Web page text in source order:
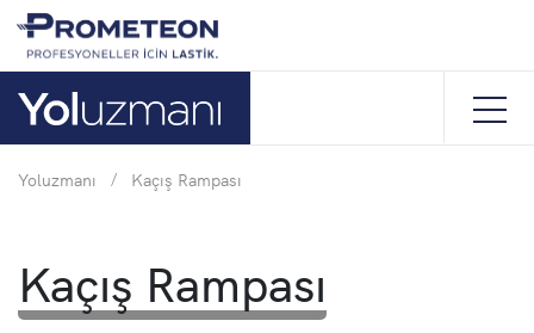
Yoluzmanı / Kaçış Rampası
Kaçış Rampası